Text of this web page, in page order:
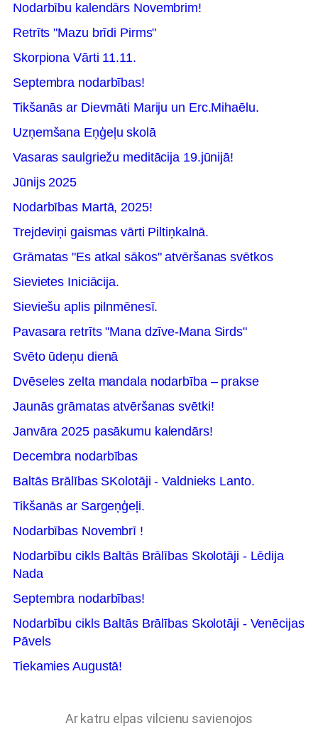
Nodarbību kalendārs Novembrim!
Retrīts "Mazu brīdi Pirms"
Skorpiona Vārti 11.11.
Septembra nodarbības!
Tikšanās ar Dievmāti Mariju un Erc.Mihaēlu.
Uzņemšana Eņģeļu skolā
Vasaras saulgriežu meditācija 19.jūnijā!
Jūnijs 2025
Nodarbības Martā, 2025!
Trejdeviņi gaismas vārti Piltiņkalnā.
Grāmatas "Es atkal sākos" atvēršanas svētkos
Sievietes Iniciācija.
Sieviešu aplis pilnmēnesī.
Pavasara retrīts "Mana dzīve-Mana Sirds"
Svēto ūdeņu dienā
Dvēseles zelta mandala nodarbība – prakse
Jaunās grāmatas atvēršanas svētki!
Janvāra 2025 pasākumu kalendārs!
Decembra nodarbības
Baltās Brālības SKolotāji - Valdnieks Lanto.
Tikšanās ar Sargeņģeļi.
Nodarbības Novembrī !
Nodarbību cikls Baltās Brālības Skolotāji - Lēdija
Nada
Septembra nodarbības!
Nodarbību cikls Baltās Brālības Skolotāji - Venēcijas
Pāvels
Tiekamies Augustā!
Ar katru elpas vilcienu savienojos